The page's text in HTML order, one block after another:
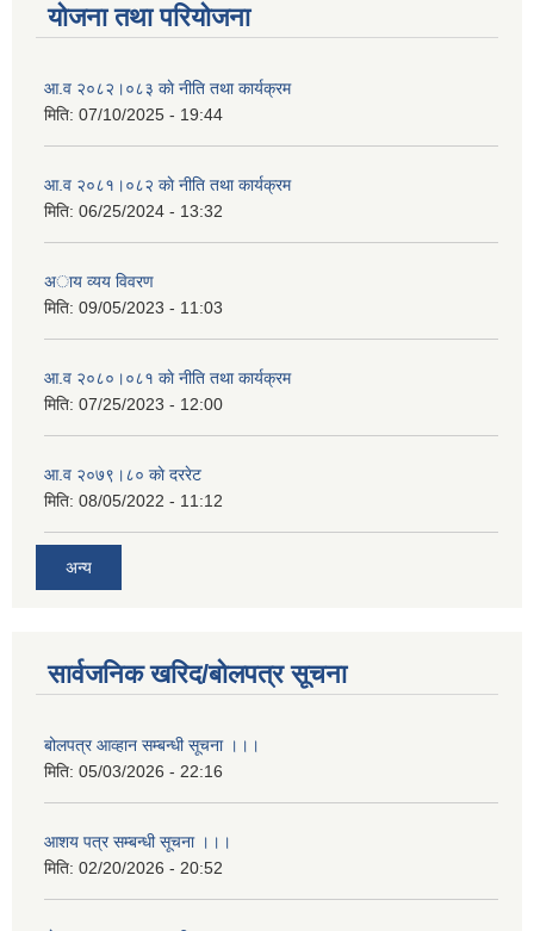
योजना तथा परियोजना
आ.व २०८२।०८३ काे नीति तथा कार्यक्रम
मिति: 07/10/2025 - 19:44
आ.व २०८१।०८२ काे नीति तथा कार्यक्रम
मिति: 06/25/2024 - 13:32
अाय व्यय विवरण
मिति: 09/05/2023 - 11:03
आ.व २०८०।०८१ काे नीति तथा कार्यक्रम
मिति: 07/25/2023 - 12:00
आ.व २०७९।८० काे दररेट
मिति: 08/05/2022 - 11:12
अन्य
सार्वजनिक खरिद/बोलपत्र सूचना
बोलपत्र आव्हान सम्बन्धी सूचना ।।।
मिति: 05/03/2026 - 22:16
आशय पत्र सम्बन्धी सूचना ।।।
मिति: 02/20/2026 - 20:52